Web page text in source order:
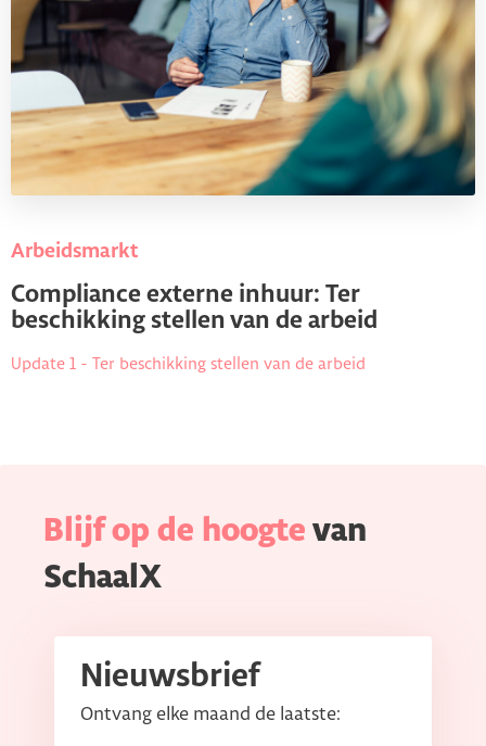
Arbeidsmarkt
Compliance externe inhuur: Ter
beschikking stellen van de arbeid
Update 1 - Ter beschikking stellen van de arbeid
Blijf op de hoogte van
SchaalX
Nieuwsbrief
Ontvang elke maand de laatste: